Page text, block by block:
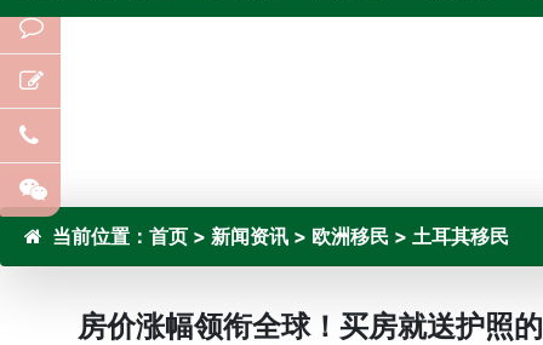
当前位置： 首页 > 新闻资讯 > 欧洲移民 > 土耳其移民
房价涨幅领衔全球！买房就送护照